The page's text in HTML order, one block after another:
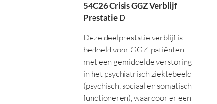
54C26 Crisis GGZ Verblijf
Prestatie D
Deze deelprestatie verblijf is
bedoeld voor GGZ-patiënten
met een gemiddelde verstoring
in het psychiatrisch ziektebeeld
(psychisch, sociaal en somatisch
functioneren), waardoor er een